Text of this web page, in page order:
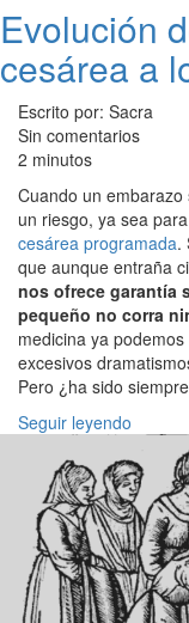
Evolución
cesárea a
Escrito por: Sacra
Sin comentarios
2 minutos
Cuando un
un riesgo, ya sea
cesárea programada.
que aunque entraña
nos ofrece garantía
pequeño no corra
medicina ya
excesivos
Pero ¿ha sido
Seguir leyendo